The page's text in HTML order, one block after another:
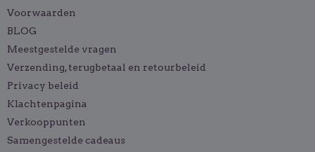
Voorwaarden
BLOG
Meestgestelde vragen
Verzending, terugbetaal en retourbeleid
Privacy beleid
Klachtenpagina
Verkooppunten
Samengestelde cadeaus